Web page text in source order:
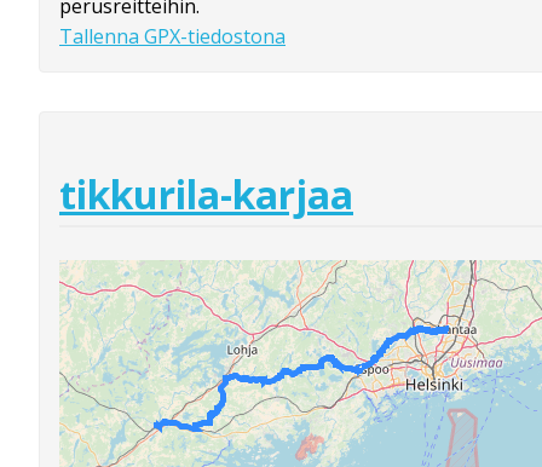
perusreitteihin.
Tallenna GPX-tiedostona
tikkurila-karjaa